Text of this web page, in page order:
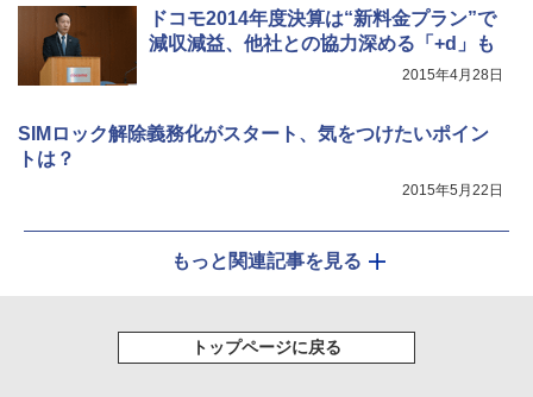
ドコモ2014年度決算は“新料金プラン”で
減収減益、他社との協力深める「+d」も
2015年4月28日
SIMロック解除義務化がスタート、気をつけたいポイン
トは？
2015年5月22日
もっと関連記事を見る
トップページに戻る